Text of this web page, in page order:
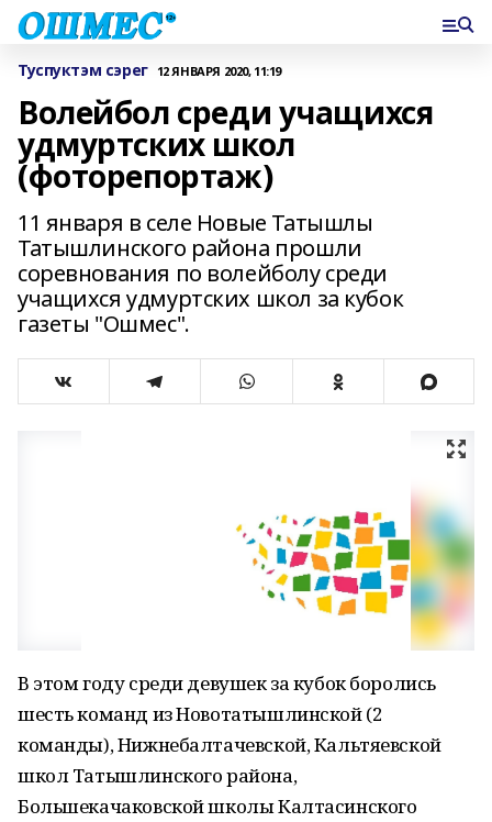
Туспуктэм сэрег 12 ЯНВАРЯ 2020, 11:19
Волейбол среди учащихся
удмуртских школ
(фоторепортаж)
11 января в селе Новые Татышлы
Татышлинского района прошли
соревнования по волейболу среди
учащихся удмуртских школ за кубок
газеты "Ошмес".
В этом году среди девушек за кубок боролись
шесть команд из Новотатышлинской (2
команды), Нижнебалтачевской, Кальтяевской
школ Татышлинского района,
Большекачаковской школы Калтасинского